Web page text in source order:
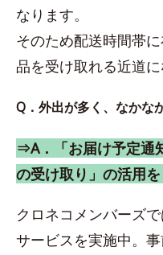
なります。
そのため配送時間帯
品を受け取れる近道に
Q．外出が多く、なかな
⇒A．「お届け予定通
の受け取り」の活用を
クロネコメンバーズ
サービスを実施中。